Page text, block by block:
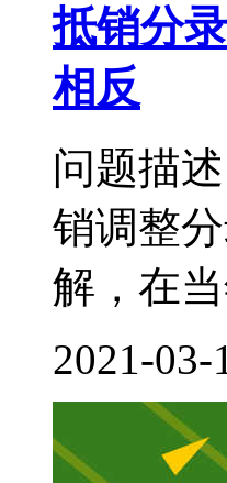
抵销分
相反
问题描
销调整
解，在
2021-03-